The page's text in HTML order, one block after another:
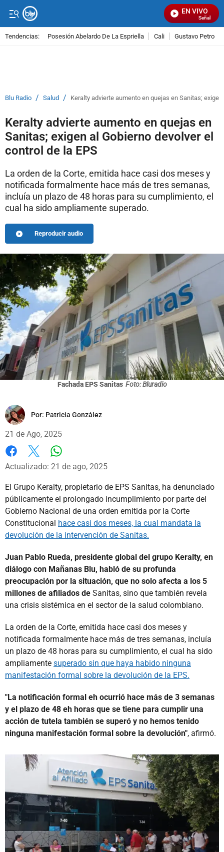
EN VIVO
Señal Visual
Tendencias: Posesión Abelardo De La Espriella Cali Gustavo Petro
Blu Radio / Salud / Keralty advierte aumento en quejas en Sanitas;
Keralty advierte aumento en quejas en
Sanitas; exigen al Gobierno devolver el
control de la EPS
La orden de la Corte, emitida hace casi dos meses y
notificada formalmente hace más de tres semanas,
incluía un plazo de 48 horas para su cumplimiento, el
cual ha sido ampliamente superado.
Reproducir audio
Fachada EPS Sanitas Foto: Bluradio
Por: Patricia González
21 de Ago, 2025
Facebook
X
Actualizado: 21 de ago, 2025
El Grupo Keralty, propietario de EPS Sanitas, ha denunciado
públicamente el prolongado incumplimiento por parte del
Gobierno Nacional de una orden emitida por la Corte
Constitucional hace casi dos meses, la cual mandata la
devolución de la intervención de Sanitas.
Juan Pablo Rueda, presidente global del grupo Keralty, en
diálogo con Mañanas Blu, habló de su profunda
preocupación por la situación, que no solo afecta a los 5
millones de afiliados de Sanitas, sino que también revela
una crisis sistémica en el sector de la salud colombiano.
La orden de la Corte, emitida hace casi dos meses y
notificada formalmente hace más de tres semanas, incluía
un plazo de 48 horas para su cumplimiento, el cual ha sido
ampliamente superado sin que haya habido ninguna
manifestación formal sobre la devolución de la EPS.
"La notificación formal eh ocurrió hace más de 3 semanas
y el plazo de 48 eh horas que se tiene para cumplir una
acción de tutela también se superó y no hemos tenido
ninguna manifestación formal sobre la devolución", afirmó.